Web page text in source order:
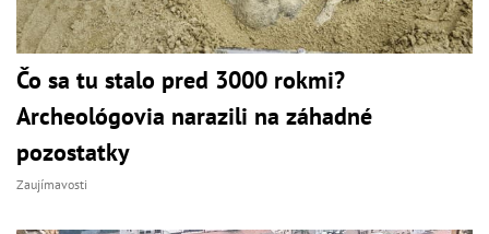
Čo sa tu stalo pred 3000 rokmi?
Archeológovia narazili na záhadné
pozostatky
Zaujímavosti